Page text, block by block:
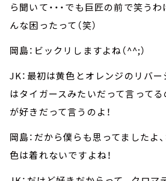
ら聞いて・・・でも巨匠の前で笑う
んな困ったって（笑）
岡島：ビックリしますよね（^^;）
JK：最初は黄色とオレンジのリバ
はタイガースみたいだって言って
が好きだって言うのよ！
岡島：だから僕らも思ってましたよ
色は着れないですよね！